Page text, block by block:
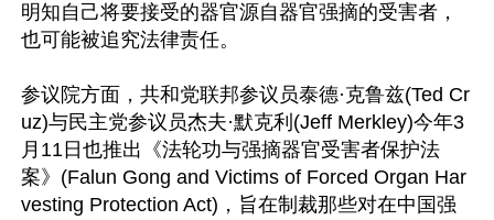
明知自己将要接受的器官源自器官强摘的受害者，
也可能被追究法律责任。
参议院方面，共和党联邦参议员泰德·克鲁兹(Ted Cr
uz)与民主党参议员杰夫·默克利(Jeff Merkley)今年3
月11日也推出《法轮功与强摘器官受害者保护法
案》(Falun Gong and Victims of Forced Organ Har
vesting Protection Act)，旨在制裁那些对在中国强